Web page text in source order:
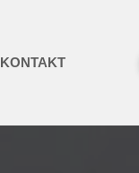
KONTAKT